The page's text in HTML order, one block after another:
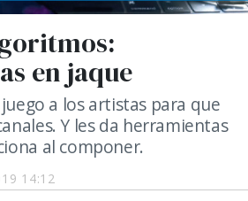
14:12
en jaque
a los artistas para que
Y les da herramientas
al componer.